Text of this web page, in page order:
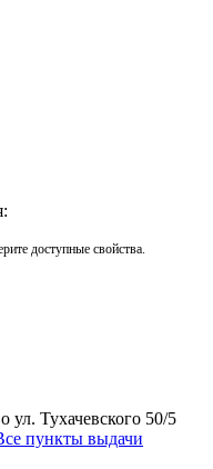
доступные свойства.
ул. Тухачевского 50/5
пункты выдачи